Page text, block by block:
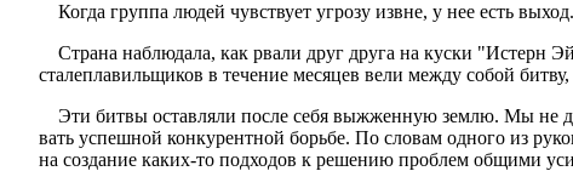
Когда группа людей чувствует угрозу извне, у нее есть
Страна наблюдала, как рвали друг друга на куски
сталеплавильщиков в течение месяцев вели между со­бой
Эти битвы оставляли после себя выжженную землю. Мы не
вать успешной конкурентной борьбе. По словам одного из
на создание каких-то подходов к решению проблем общими